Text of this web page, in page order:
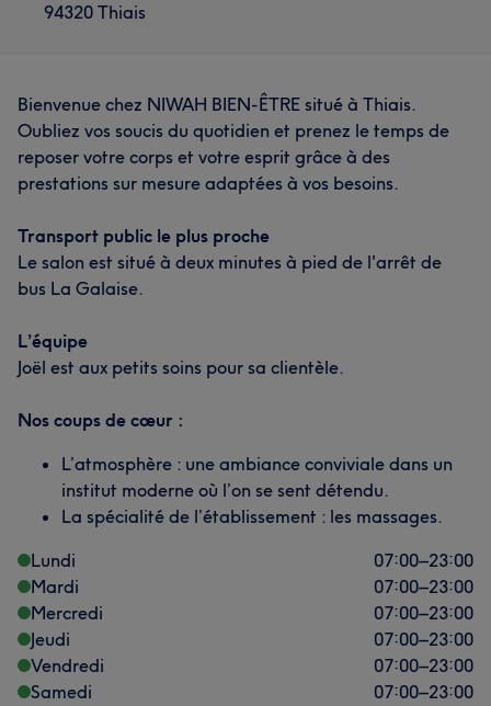
94320 Thiais
Bienvenue chez NIWAH BIEN-ÊTRE situé à Thiais.
Oubliez vos soucis du quotidien et prenez le temps de
reposer votre corps et votre esprit grâce à des
prestations sur mesure adaptées à vos besoins.
Transport public le plus proche
Le salon est situé à deux minutes à pied de l'arrêt de
bus La Galaise.
L’équipe
Joël est aux petits soins pour sa clientèle.
Nos coups de cœur :
L’atmosphère : une ambiance conviviale dans un
institut moderne où l’on se sent détendu.
La spécialité de l’établissement : les massages.
Lundi
07:00–23:00
Mardi
07:00–23:00
Mercredi
07:00–23:00
Jeudi
07:00–23:00
Vendredi
07:00–23:00
Samedi
07:00–23:00